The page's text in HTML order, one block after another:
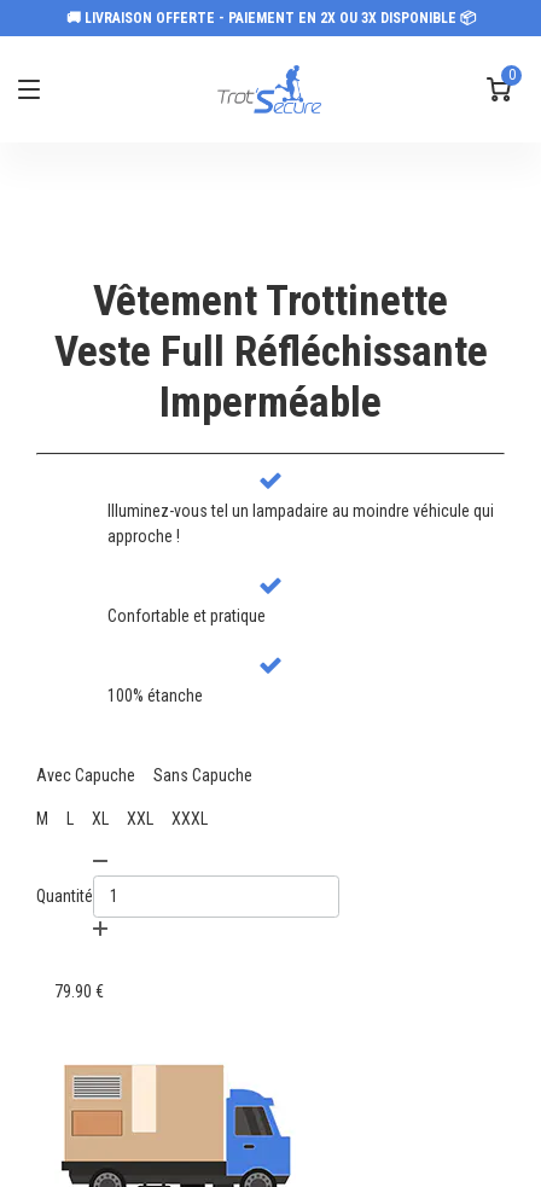
🚚 LIVRAISON OFFERTE - PAIEMENT EN 2X OU 3X DISPONIBLE 📦
0
Vêtement Trottinette
Veste Full Réfléchissante
Imperméable
Illuminez-vous tel un lampadaire au moindre véhicule qui
approche !
Confortable et pratique
100% étanche
Avec Capuche Sans Capuche
M XL XXL XXXL
Quantité
79.90 €